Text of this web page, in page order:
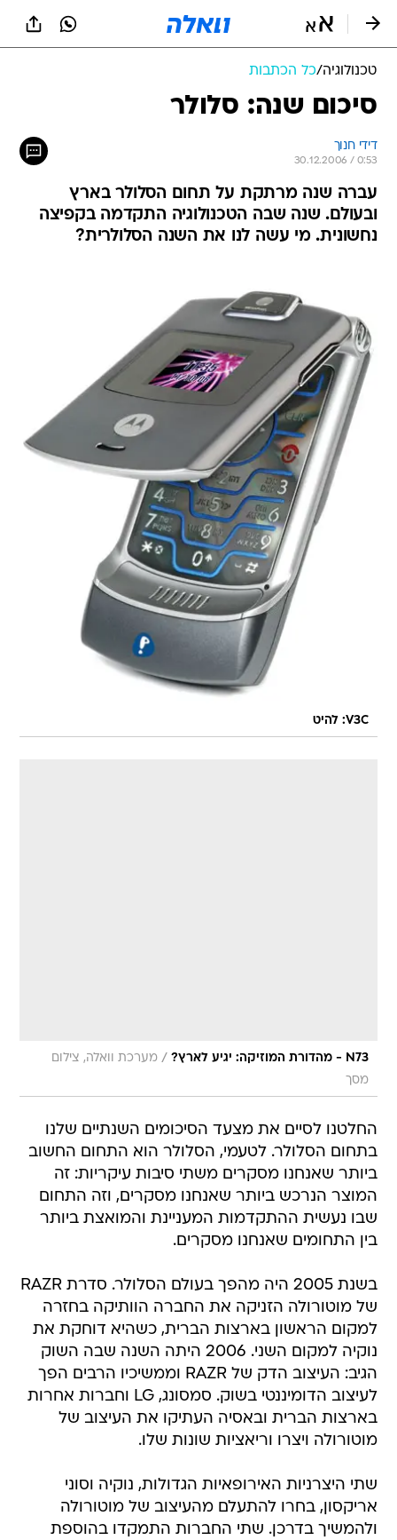
טכנולוגיה/כל הכתבות
סיכום שנה: סלולר
דידי חנוך
30.12.2006 / 0:53
עברה שנה מרתקת על תחום הסלולר בארץ
ובעולם. שנה שבה הטכנולוגיה התקדמה בקפיצה
נחשונית. מי עשה לנו את השנה הסלולרית?
V3C: להיט
N73 - מהדורת המוזיקה: יגיע לארץ? / מערכת וואלה, צילום
מסך
החלטנו לסיים את מצעד הסיכומים השנתיים שלנו
בתחום הסלולר. לטעמי, הסלולר הוא התחום החשוב
ביותר שאנחנו מסקרים משתי סיבות עיקריות: זה
המוצר הנרכש ביותר שאנחנו מסקרים, וזה התחום
שבו נעשית ההתקדמות המעניינת והמואצת ביותר
בין התחומים שאנחנו מסקרים.
בשנת 2005 היה מהפך בעולם הסלולר. סדרת RAZR
של מוטורולה הזניקה את החברה הוותיקה בחזרה
למקום הראשון בארצות הברית, כשהיא דוחקת את
נוקיה למקום השני. 2006 היתה השנה שבה השוק
הגיב: העיצוב הדק של RAZR וממשיכיו הרבים הפך
לעיצוב הדומיננטי בשוק. סמסונג, LG וחברות אחרות
בארצות הברית ובאסיה העתיקו את העיצוב של
מוטורולה ויצרו וריאציות שונות שלו.
שתי היצרניות האירופאיות הגדולות, נוקיה וסוני
אריקסון, בחרו להתעלם מהעיצוב של מוטורולה
ולהמשיך בדרכן. שתי החברות התמקדו בהוספת